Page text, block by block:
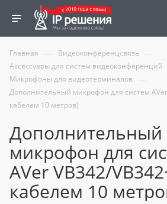
Главная — Видеоконференцсвязь —
Аксессуары для систем видеоконференций
Микрофоны для видеотерминалов —
Дополнительный микрофон для систем AVer
кабелем 10 метров)
Дополнительный
микрофон для
AVer VB342/
кабелем 10